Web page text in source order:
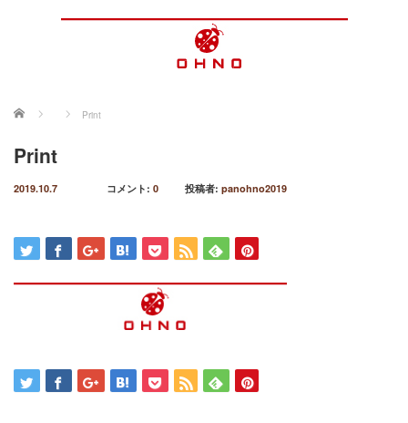
ホーム Print
Print
2019.10.7 コメント: 0 投稿者: panohno2019